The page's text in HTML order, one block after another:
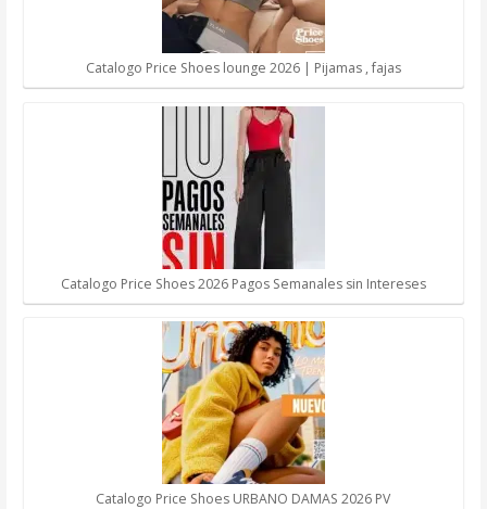
Catalogo Price Shoes lounge 2026 | Pijamas , fajas
Catalogo Price Shoes 2026 Pagos Semanales sin Intereses
Catalogo Price Shoes URBANO DAMAS 2026 PV